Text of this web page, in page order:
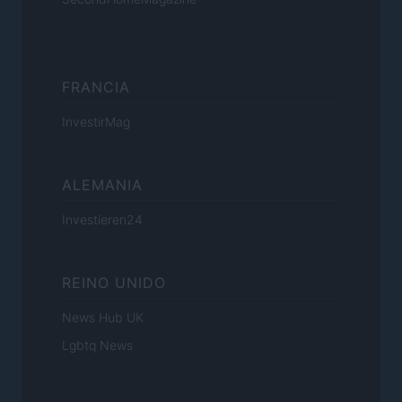
FRANCIA
InvestirMag
ALEMANIA
Investieren24
REINO UNIDO
News Hub UK
Lgbtq News